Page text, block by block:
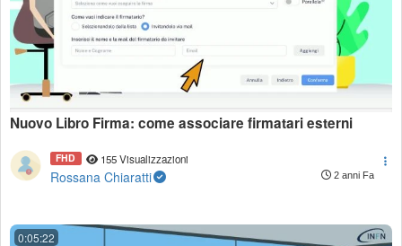
Nuovo Libro Firma: come associare firmatari esterni
FHD 155 Visualizzazioni
Rossana Chiaratti 2 anni Fa
0:05:22